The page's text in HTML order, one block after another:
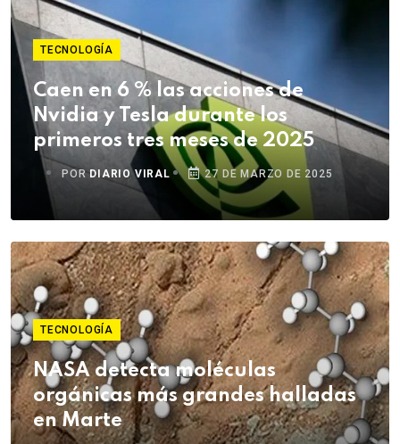
TECNOLOGÍA
Caen en 6 % las acciones de
Nvidia y Tesla durante los
primeros tres meses de 2025
PORDIARIO VIRAL 27 DE MARZO DE 2025
TECNOLOGÍA
NASA detecta moléculas
orgánicas más grandes halladas
en Marte